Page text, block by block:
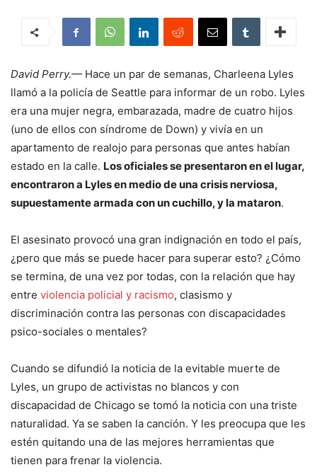
David Perry.— Hace un par de semanas, Charleena Lyles
llamó a la policía de Seattle para informar de un robo. Lyles
era una mujer negra, embarazada, madre de cuatro hijos
(uno de ellos con síndrome de Down) y vivía en un
apartamento de realojo para personas que antes habían
estado en la calle. Los oficiales se presentaron en el lugar,
encontraron a Lyles en medio de una crisis nerviosa,
supuestamente armada con un cuchillo, y la mataron.
El asesinato provocó una gran indignación en todo el país,
¿pero que más se puede hacer para superar esto? ¿Cómo
se termina, de una vez por todas, con la relación que hay
entre violencia policial y racismo, clasismo y
discriminación contra las personas con discapacidades
psico-sociales o mentales?
Cuando se difundió la noticia de la evitable muerte de
Lyles, un grupo de activistas no blancos y con
discapacidad de Chicago se tomó la noticia con una triste
naturalidad. Ya se saben la canción. Y les preocupa que les
estén quitando una de las mejores herramientas que
tienen para frenar la violencia.